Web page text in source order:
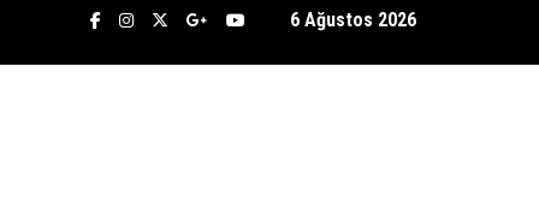
BÜROSU ASENA AŞKINDA KANİ KUDU’NUN PEŞİNE DÜŞTÜ!
6 Ağustos 2026